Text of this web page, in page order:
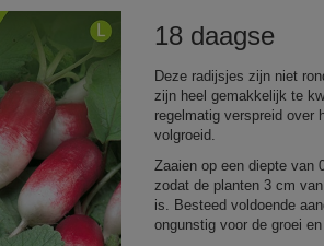
18 daagse
Deze radijsjes zijn niet
zijn heel gemakkelijk te
regelmatig verspreid over
volgroeid.
Zaaien op een diepte van
zodat de planten 3 cm
is. Besteed voldoende
ongunstig voor de groei